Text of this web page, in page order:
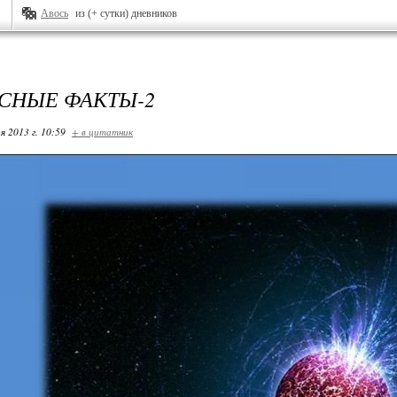
Авось из (+ сутки) дневников
ФАКТЫ-2
2013 г. 10:59 + в цитатник